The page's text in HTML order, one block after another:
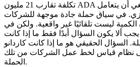
تكلفة تقارب 21 مليون ADA ليست صغيرة، ولا ينبغي أن يتعامل
في سياق حملة جادة موجهة للشركات
ليست تلقائيًا غير واقعية. ولكن في
يجب ألا يكون السؤال أبدًا فقط ما إذا كانت
السؤال الحقيقي هو ما إذا كانت كاردانو
نظام قياس لخط عمل الشركات من تلك
الحملة.